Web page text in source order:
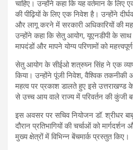
चाहिए। उन्होंने कहा कि यह वर्तमान के लिए
की पीढ़ियों के लिए एक निवेश है। उन्होंने
और लागू करने में सरकारी अधिकारियों की
उन्होंने कहा कि सेतु आयोग, यूएनडीपी के
मापदंडों और मापने योग्य परिणामों को
सेतु आयोग के सीईओ शत्रुघ्न सिंह ने एक
किया। उन्होंने पूंजी निवेश, वैश्विक
महत्व पर प्रकाश डालते हुए इसे उत्तराखण्ड
से उच्च आय वाले राज्य में परिवर्तन की कुंजी
इस अवसर पर सचिव नियोजन डॉ. श्रीधर
दौरान प्रतिभागियों की चर्चाओं को
मुख्य क्षेत्रों में विभिन्न बेंचमार्क प्रस्तुत किए।